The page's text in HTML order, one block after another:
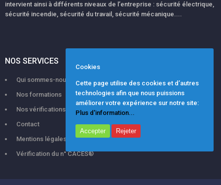
intervient ainsi à différents niveaux de l’entreprise : sécurité électrique,
sécurité incendie, sécurité du travail, sécurité mécanique....
NOS SERVICES
Qui sommes-nous ?
Nos formations
Nos vérifications
Contact
Mentions légales
Vérification du n° CACES®
Cookies
Cette page utilise des cookies et d’autres
technologies afin que nous puissions
améliorer votre expérience sur notre site:
Plus d'information...
Accepter Rejeter